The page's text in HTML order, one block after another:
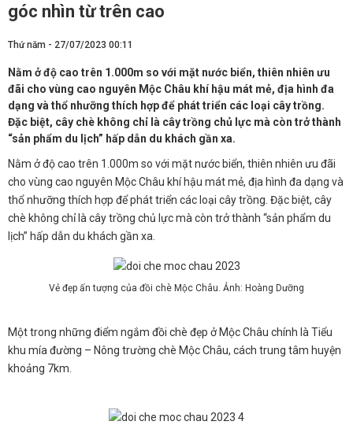
góc nhìn từ trên cao
Thứ năm - 27/07/2023 00:11
Nằm ở độ cao trên 1.000m so với mặt nước biển, thiên nhiên ưu
đãi cho vùng cao nguyên Mộc Châu khí hậu mát mẻ, địa hình đa
dạng và thổ nhưỡng thích hợp để phát triển các loại cây trồng.
Đặc biệt, cây chè không chỉ là cây trồng chủ lực mà còn trở thành
“sản phẩm du lịch” hấp dẫn du khách gần xa.
Nằm ở độ cao trên 1.000m so với mặt nước biển, thiên nhiên ưu đãi
cho vùng cao nguyên Mộc Châu khí hậu mát mẻ, địa hình đa dạng và
thổ nhưỡng thích hợp để phát triển các loại cây trồng. Đặc biệt, cây
chè không chỉ là cây trồng chủ lực mà còn trở thành “sản phẩm du
lịch” hấp dẫn du khách gần xa.
Vẻ đẹp ấn tượng của đồi chè Mộc Châu. Ảnh: Hoàng Dưỡng
Một trong những điểm ngắm đồi chè đẹp ở Mộc Châu chính là Tiểu
khu mía đường – Nông trường chè Mộc Châu, cách trung tâm huyện
khoảng 7km.